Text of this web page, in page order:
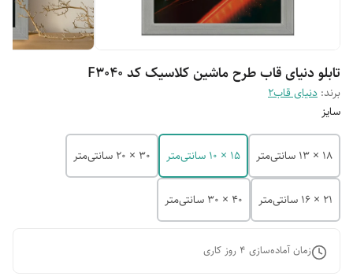
تابلو دنیای قاب طرح ماشین کلاسیک کد F3040
برند: دنیای قاب2
سایز
18 × 13 سانتی‌متر 15 × 10 سانتی‌متر 30 × 20 سانتی‌متر
21 × 16 سانتی‌متر 40 × 30 سانتی‌متر
زمان آماده‌سازی 4 روز کاری